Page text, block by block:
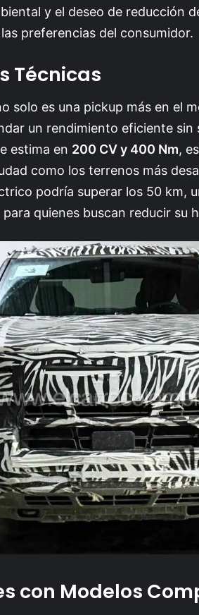
y el deseo de reducción
preferencias del consumidor.
Técnicas
solo es una pickup más en el
un rendimiento eficiente sin
estima en 200 CV y 400 Nm,
como los terrenos más
podría superar los 50 km,
quienes buscan reducir su
con Modelos